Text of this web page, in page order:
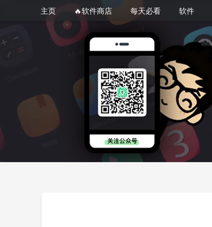
主页 🔥软件商店 每天必看 软件